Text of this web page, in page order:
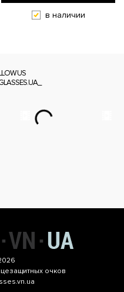
в наличии
US
очков